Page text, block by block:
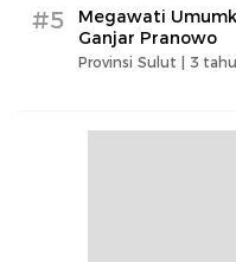
#5
Megawati
Ganjar Pranowo
Provinsi Sulut | 3